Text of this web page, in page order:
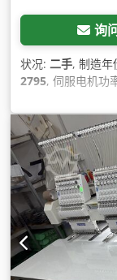
询
状况: 二手, 制造年
2795, 伺服电机功